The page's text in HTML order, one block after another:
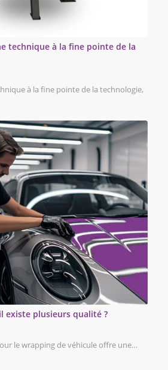
technique à la fine pointe de la
à la fine pointe de la technologie,
existe plusieurs qualité ?
le wrapping de véhicule offre une…